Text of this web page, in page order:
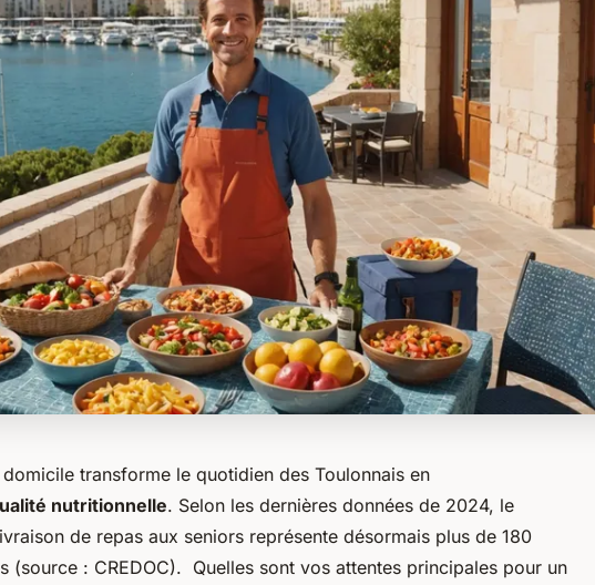
transforme le quotidien des Toulonnais en
nutritionnelle. Selon les dernières données de 2024, le
de repas aux seniors représente désormais plus de 180
(source : CREDOC). Quelles sont vos attentes principales pour un